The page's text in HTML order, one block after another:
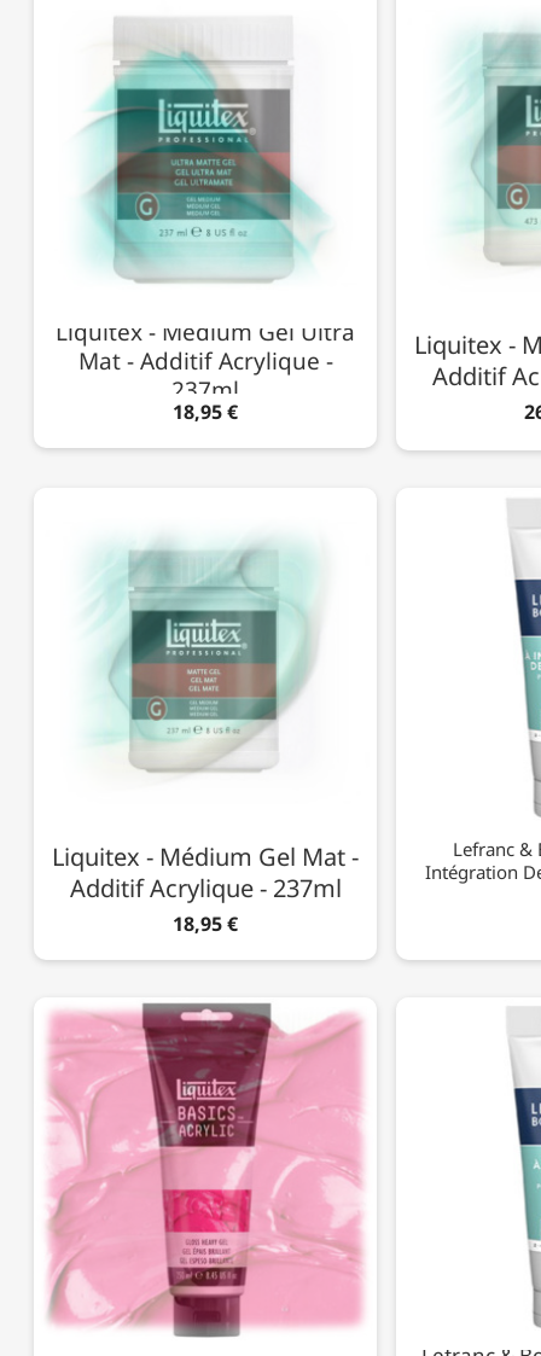
Liquitex - Médium Gel Ultra
Mat - Additif Acrylique -
237ml
18,95 €
Liquitex -
Additif
Liquitex - Médium Gel Mat -
Additif Acrylique - 237ml
18,95 €
Lefranc &
Intégration